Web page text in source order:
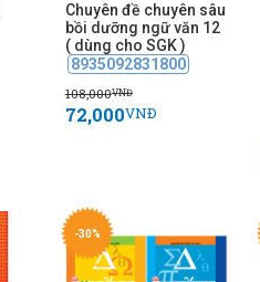
Chuyên đề chuyên sâu
bồi dưỡng ngữ văn 12
( dùng cho SGK )
8935092831800
108,000VNĐ
72,000VNĐ
-30%